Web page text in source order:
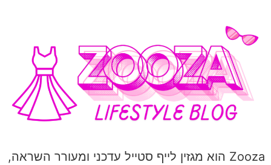
Zooza הוא מגזין לייף סטייל עדכני ומעורר השראה,